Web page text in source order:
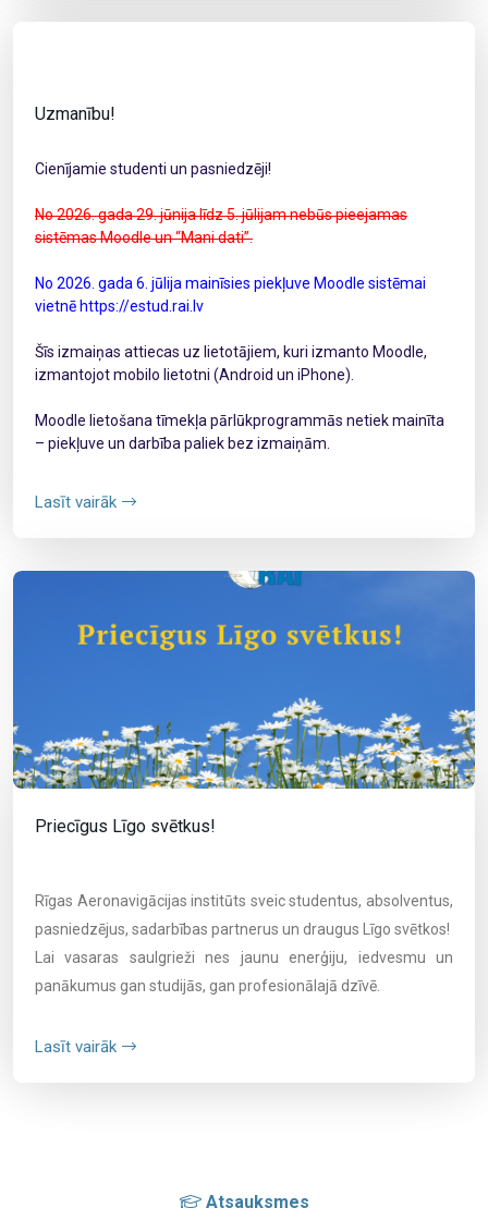
Uzmanību!
Cienījamie studenti un pasniedzēji!
No 2026. gada 29. jūnija līdz 5. jūlijam nebūs pieejamas
sistēmas Moodle un “Mani dati”.
No 2026. gada 6. jūlija mainīsies piekļuve Moodle sistēmai
vietnē https://estud.rai.lv
Šīs izmaiņas attiecas uz lietotājiem, kuri izmanto Moodle,
izmantojot mobilo lietotni (Android un iPhone).
Moodle lietošana tīmekļa pārlūkprogrammās netiek mainīta
– piekļuve un darbība paliek bez izmaiņām.
Lasīt vairāk
Priecīgus Līgo svētkus!
Rīgas Aeronavigācijas institūts sveic studentus, absolventus,
pasniedzējus, sadarbības partnerus un draugus Līgo svētkos!
Lai vasaras saulgrieži nes jaunu enerģiju, iedvesmu un
panākumus gan studijās, gan profesionālajā dzīvē.
Lasīt vairāk
Atsauksmes